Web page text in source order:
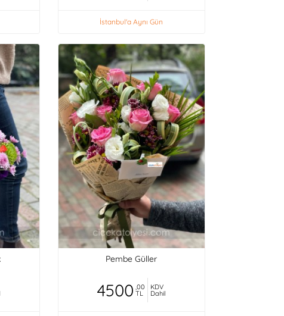
İstanbul'a Aynı Gün
Pembe Güller
4500 ,00
TL
KDV
Dahil